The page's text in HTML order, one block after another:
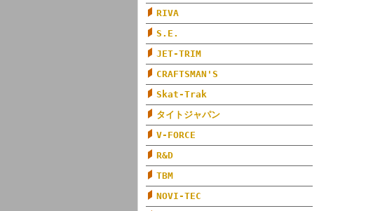
RIVA
S.E.
JET-TRIM
CRAFTSMAN'S
Skat-Trak
タイトジャパン
V-FORCE
R&D
TBM
NOVI-TEC